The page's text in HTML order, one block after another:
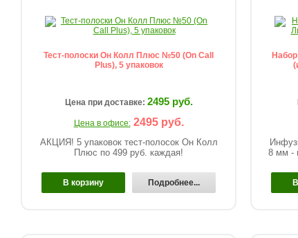
Тест-полоски Он Колл Плюс №50 (On Call
Plus), 5 упаковок
Цена при доставке: 2495 руб.
Цена в офисе:2495 руб.
АКЦИЯ! 5 упаковок тест-полосок Он Колл
Плюс по 499 руб. каждая!
В корзину Подробнее...
8 мм -